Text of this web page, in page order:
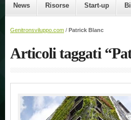
News Risorse Start-up
Genitronsviluppo.com / Patrick Blanc
Articoli taggati